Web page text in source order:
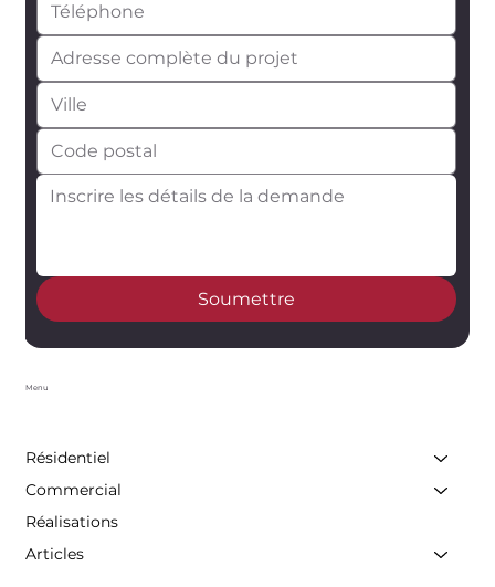
Soumettre
Menu
Résidentiel
Commercial
Réalisations
Articles